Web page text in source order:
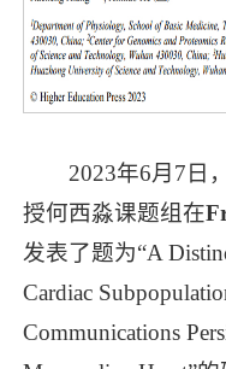
2023年6月7日
授何西淼课题组在
发表了题为“A
Cardiac
Communications